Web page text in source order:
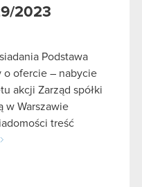
2023
Podstawa
o ofercie – nabycie
akcji Zarząd spółki
w Warszawie
treść